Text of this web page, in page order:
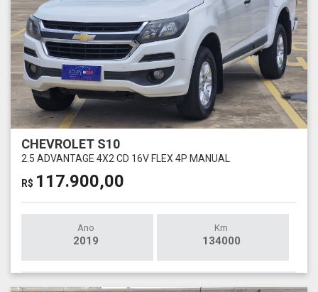
CHEVROLET S10
2.5 ADVANTAGE 4X2 CD 16V FLEX 4P MANUAL
R$ 117.900,00
Ano
2019
Km
134000